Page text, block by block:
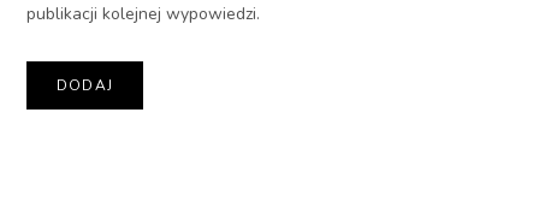
publikacji kolejnej wypowiedzi.